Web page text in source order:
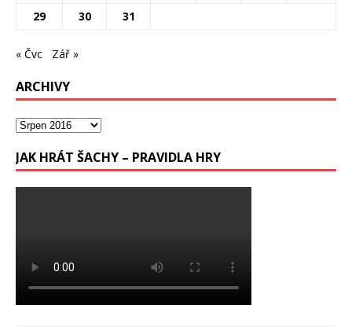
29
30 31
« Čvc Zář »
ARCHIVY
JAK HRÁT ŠACHY – PRAVIDLA HRY